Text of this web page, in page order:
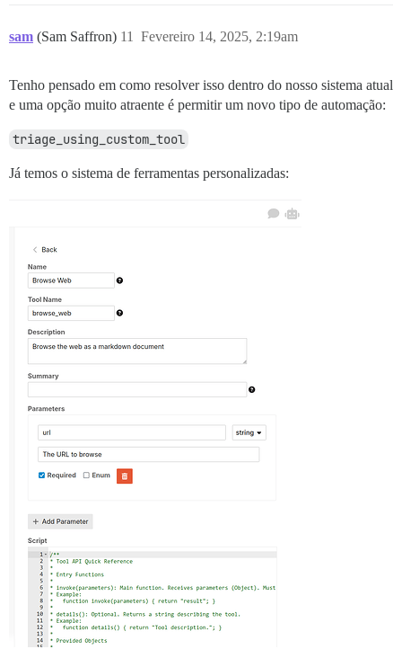
sam (Sam Saffron) Fevereiro 14, 2025, 2:19am
11
Tenho pensado em como resolver isso dentro do nosso sistema atual
e uma opção muito atraente é permitir um novo tipo de automação:
triage_using_custom_tool
Já temos o sistema de ferramentas personalizadas: